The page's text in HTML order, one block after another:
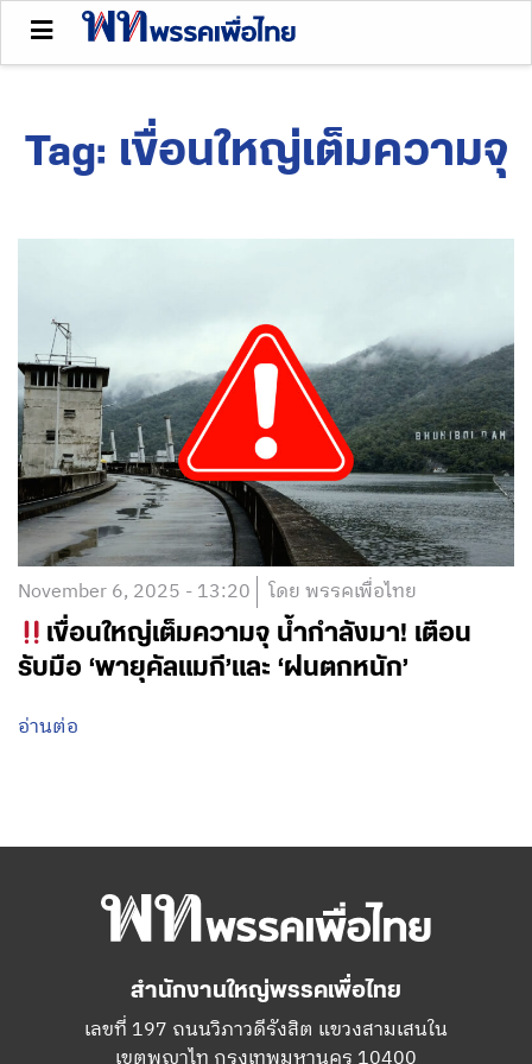
Tag: เขื่อนใหญ่เต็มความจุ
November 6, 2025 - 13:20 โดย พรรคเพื่อไทย
เขื่อนใหญ่เต็มความจุ น้ำกำลังมา! เตือน
รับมือ ‘พายุคัลแมกี’และ ‘ฝนตกหนัก’
อ่านต่อ
สำนักงานใหญ่พรรคเพื่อไทย
เลขที่ 197 ถนนวิภาวดีรังสิต แขวงสามเสนใน